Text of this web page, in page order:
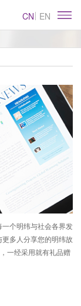
CN EN
个明纬与社会各界发
多人分享您的明纬故
一经采用就有礼品赠